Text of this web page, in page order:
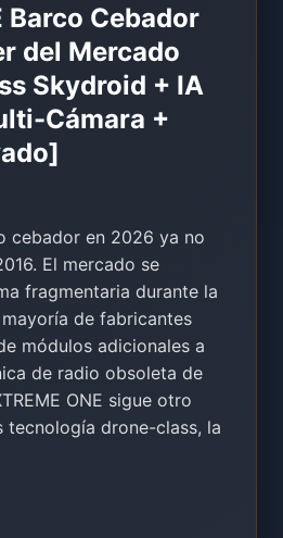
Barco Cebador
del Mercado
Skydroid + IA
Cámara +
cebador en 2026 ya no
El mercado se
fragmentaria durante la
de fabricantes
módulos adicionales a
de radio obsoleta de
ONE sigue otro
tecnología drone-class, la